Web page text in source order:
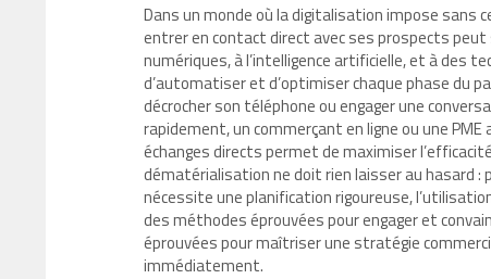
Dans un monde où la digitalisation impose sans
entrer en contact direct avec ses prospects
numériques, à l’intelligence artificielle, et à des
d’automatiser et d’optimiser chaque phase du
décrocher son téléphone ou engager une
rapidement, un commerçant en ligne ou une
échanges directs permet de maximiser
dématérialisation ne doit rien laisser au hasard
nécessite une planification rigoureuse,
des méthodes éprouvées pour engager et
éprouvées pour maîtriser une stratégie
immédiatement.